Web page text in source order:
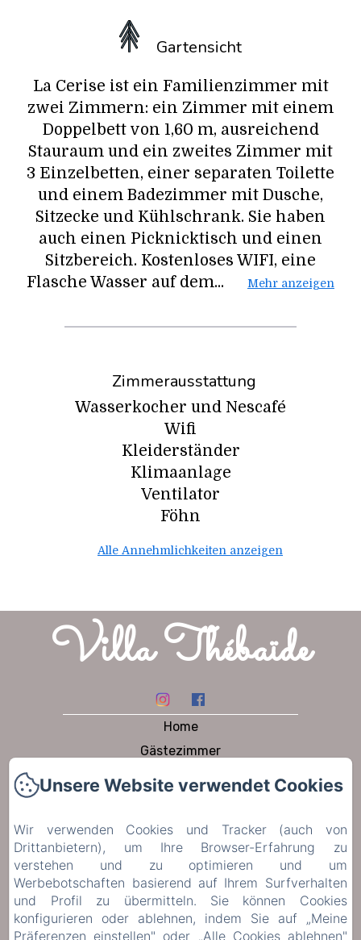
Gartensicht
La Cerise ist ein Familienzimmer mit
zwei Zimmern: ein Zimmer mit einem
Doppelbett von 1,60 m, ausreichend
Stauraum und ein zweites Zimmer mit
3 Einzelbetten, einer separaten Toilette
und einem Badezimmer mit Dusche,
Sitzecke und Kühlschrank. Sie haben
auch einen Picknicktisch und einen
Sitzbereich. Kostenloses WIFI, eine
Flasche Wasser auf dem...
Mehr anzeigen
Zimmerausstattung
Wasserkocher und Nescafé
Wifi
Kleiderständer
Klimaanlage
Ventilator
Föhn
Alle Annehmlichkeiten anzeigen
Villa Thébaïde
Home
Gästezimmer
Ferienhaus
garten und schwimmbad
Zu besuchen
Contact
Datenschutzerklärung
Rechtliche Informationen
Unsere Website verwendet Cookies
Wir verwenden Cookies und Tracker (auch von
Drittanbietern), um Ihre Browser-Erfahrung zu
verstehen und zu optimieren und um
Werbebotschaften basierend auf Ihrem Surfverhalten
und Profil zu übermitteln. Sie können Cookies
konfigurieren oder ablehnen, indem Sie auf „Meine
Präferenzen einstellen" oder „Alle Cookies ablehnen"